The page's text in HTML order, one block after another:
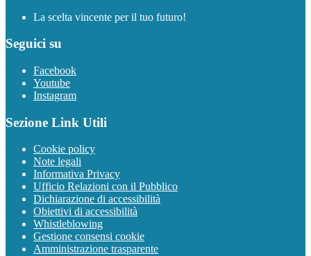
La scelta vincente per il tuo futuro!
Seguici su
Facebook
Youtube
Instagram
Sezione Link Utili
Cookie policy
Note legali
Informativa Privacy
Ufficio Relazioni con il Pubblico
Dichiarazione di accessibilità
Obiettivi di accessibilità
Whistleblowing
Gestione consensi cookie
Amministrazione trasparente